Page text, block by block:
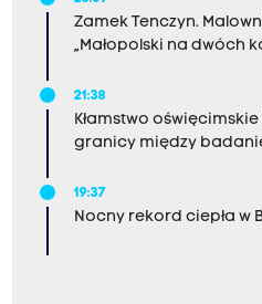
Zamek Tenczyn.
„Małopolski na dwóch
21:38
Kłamstwo
granicy między
19:37
Nocny rekord ciepła w